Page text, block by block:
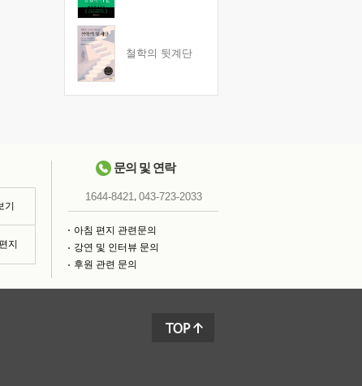
철학의 뒷계단
지
문의 및 연락
1644-8421, 043-723-2033
아침 편지 관련문의
강연 및 인터뷰 문의
후원 관련 문의